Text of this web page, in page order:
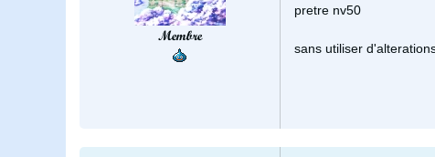
Membre
pretre nv50
sans utiliser